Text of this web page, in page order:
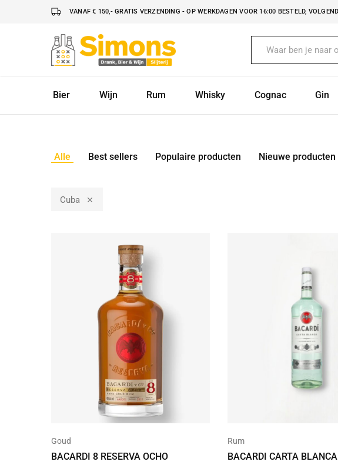
VANAF € 150,- GRATIS VERZENDING - OP WERKDAGEN VOOR 16:00 BESTELD,
Simonsdrank.nl
Drank,
Bier
Bier
Wijn Rum Whisky Cognac Gin
Alle Best sellers Populaire producten Nieuwe producten
Cuba
Goud
BACARDI 8 RESERVA OCHO
Rum
BACARDI CARTA